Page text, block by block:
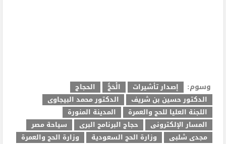
وسوم: إصدار تأشيرات الْحَجُّ
الحجاج
الدكتور حسين بن شريف
الدكتور محمد البيجاوى
اللجنة العليا للحج والعمرة
المدينة المنورة
المسار الإلكترونى
حجاج البرنامج البرى
سياحة مصر
مجدى شلبى
وزارة الحج السعودية وزارة الحج والعمرة